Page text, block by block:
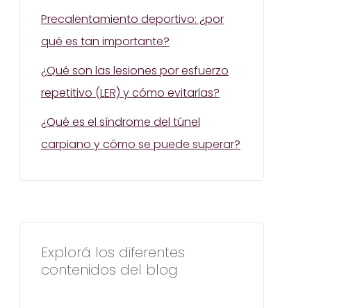
Precalentamiento deportivo: ¿por
qué es tan importante?
¿Qué son las lesiones por esfuerzo
repetitivo (LER) y cómo evitarlas?
¿Qué es el síndrome del túnel
carpiano y cómo se puede superar?
Explorá los diferentes
contenidos del blog